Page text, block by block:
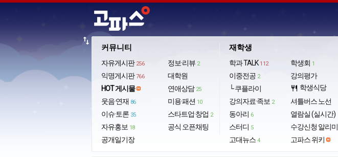
커뮤니티
자유게시판 256
익명게시판 766
HOT 게시물
웃음·연재 86
이슈·토론 35
자유홍보 18
공개일기장
정보·리뷰 2
대학원
연애상담 25
미용·패션 10
스타트업·창업 2
공식 오픈채팅
재학생
학과 TALK 112
이중전공 2
└ 쿠플라이
강의자료·족보 2
동아리 6
스터디 5
고대뉴스 4
학생회 1
강의평가
restaurant 학생식당
셔틀버스 노선
열람실 (실시간)
수강신청 알리미
고파스 위키
import_export